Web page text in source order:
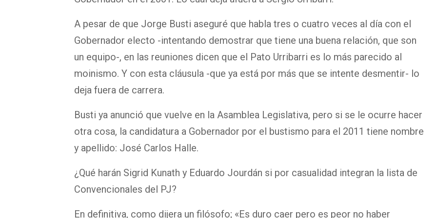
A pesar de que Jorge Busti aseguré que habla tres o cuatro veces al día con el
Gobernador electo -intentando demostrar que tiene una buena relación, que son
un equipo-, en las reuniones dicen que el Pato Urribarri es lo más parecido al
moinismo. Y con esta cláusula -que ya está por más que se intente desmentir- lo
deja fuera de carrera.
Busti ya anunció que vuelve en la Asamblea Legislativa, pero si se le ocurre hacer
otra cosa, la candidatura a Gobernador por el bustismo para el 2011 tiene nombre
y apellido: José Carlos Halle.
¿Qué harán Sigrid Kunath y Eduardo Jourdán si por casualidad integran la lista de
Convencionales del PJ?
En definitiva, como dijera un filósofo; «Es duro caer pero es peor no haber